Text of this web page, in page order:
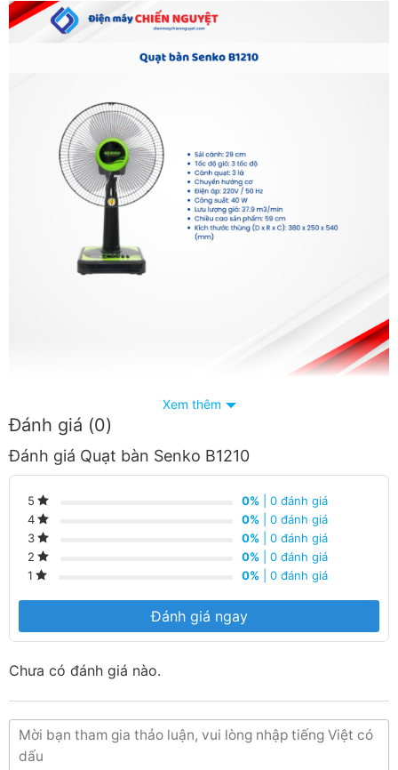
Quạt bàn SenKo B1210 đem lại cho bạn cảm giác thoải
mái, dễ chịu, dịu êm.
Xem thêm
Đánh giá (0)
Đánh giá Quạt bàn Senko B1210
5 0% | 0 đánh giá
4
0% | 0 đánh giá
3
0% | 0 đánh giá
2
0% | 0 đánh giá
1
0% | 0 đánh giá
Đánh giá ngay
Chưa có đánh giá nào.